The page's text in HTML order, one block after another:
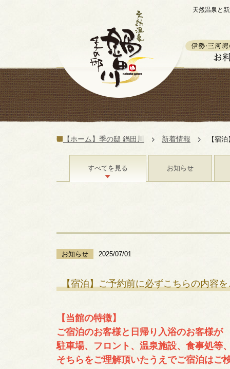
天然温泉と
【ホーム】季の邸 鍋田川 新着情報 【宿
すべてを見る お知らせ
お知らせ 2025/07/01
【宿泊】ご予約前に必ずこちらの内容
【当館の特徴】
ご宿泊のお客様と日帰り入浴のお客様が
駐車場、フロント、温泉施設、食事処等
そちらをご理解頂いたうえでご宿泊はご